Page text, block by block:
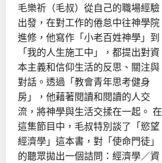
｜
顏
璽
軒
毛樂祈（毛叔）從自己的職場經驗
出發，在對工作的倦怠中往神學院
進修，他寫作「小老百姓神學」到
「我的人生施工中」，都提出對資
本主義和信仰生活的反思、關注與
對話。透過「教會青年思考健身
房」，他藉著閱讀和閱讀的人交
流，將神學與生活交揉在一起。 在
這集節目中，毛叔特別談了「慾望
經濟學」這本書，對「使命門徒」
的聽眾拋出一個詰問：經濟學／資